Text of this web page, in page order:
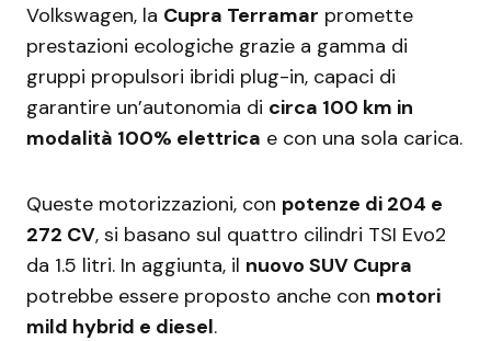
Volkswagen, la Cupra Terramar promette
prestazioni ecologiche grazie a gamma di
gruppi propulsori ibridi plug-in, capaci di
garantire un’autonomia di circa 100 km in
modalità 100% elettrica e con una sola carica.
Queste motorizzazioni, con potenze di 204 e
272 CV, si basano sul quattro cilindri TSI Evo2
da 1.5 litri. In aggiunta, il nuovo SUV Cupra
potrebbe essere proposto anche con motori
mild hybrid e diesel.